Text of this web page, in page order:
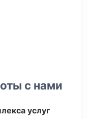
с нами
услуг